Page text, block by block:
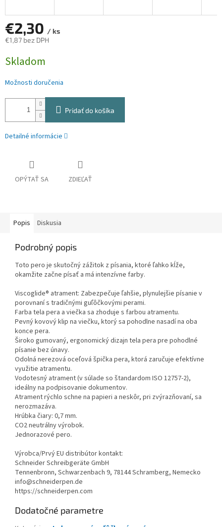
€2,30 / ks
€1,87 bez DPH
cena:
Skladom
Možnosti doručenia
Pridať do košíka
Detailné informácie
OPÝTAŤ SA ZDIEĽAŤ
Popis Diskusia
Podrobný popis
Toto pero je skutočný zážitok z písania, ktoré ľahko kĺže,
okamžite začne písať a má intenzívne farby.
Viscoglide® atrament: Zabezpečuje ľahšie, plynulejšie písanie v
porovnaní s tradičnými guľôčkovými perami.
Farba tela pera a viečka sa zhoduje s farbou atramentu.
Pevný kovový klip na viečku, ktorý sa pohodlne nasadí na oba
konce pera.
Široko gumovaný, ergonomický dizajn tela pera pre pohodlné
písanie bez únavy.
Odolná nerezová oceľová špička pera, ktorá zaručuje efektívne
využitie atramentu.
Vodotesný atrament (v súlade so štandardom ISO 12757-2),
ideálny na podpisovanie dokumentov.
Atrament rýchlo schne na papieri a neskôr, pri zvýrazňovaní, sa
nerozmazáva.
Hrúbka čiary: 0,7 mm.
CO2 neutrálny výrobok.
Jednorazové pero.
Výrobca/Prvý EU distribútor kontakt:
Schneider Schreibgeräte GmbH
Tennenbronn, Schwarzenbach 9, 78144 Schramberg, Nemecko
info@schneiderpen.de
https://schneiderpen.com
Dodatočné parametre